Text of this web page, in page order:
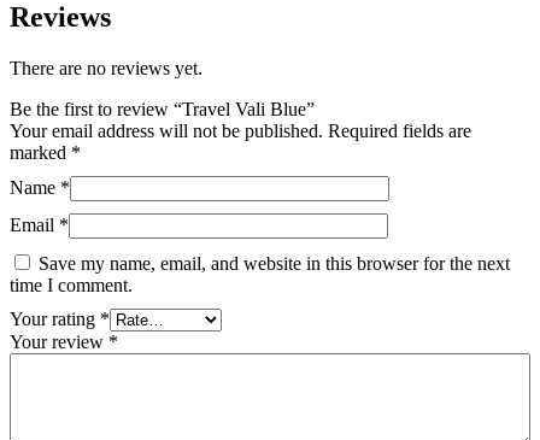
Reviews
There are no reviews yet.
Be the first to review “Travel Vali Blue”
Your email address will not be published. Required fields are
marked *
Name *
Email *
Save my name, email, and website in this browser for the next
time I comment.
Your rating *
Your review *